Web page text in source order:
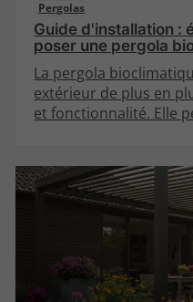
Pergolas
Guide d'installation :
poser une pergola
La pergola
extérieur de plus en
et fonctionnalité. Elle
les étapes
bioclimatique, avec